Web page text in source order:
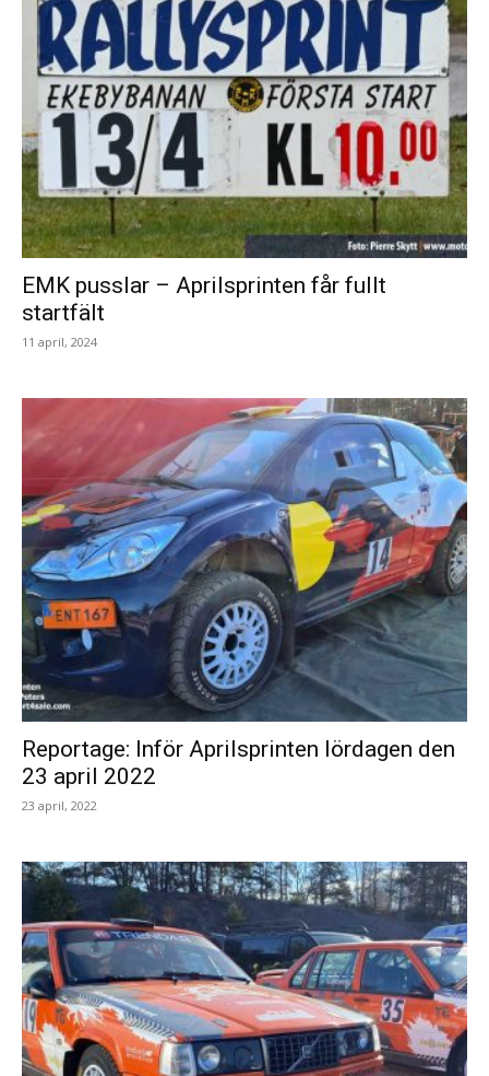
EMK pusslar – Aprilsprinten får fullt
startfält
11 april, 2024
Reportage: Inför Aprilsprinten lördagen den
23 april 2022
23 april, 2022